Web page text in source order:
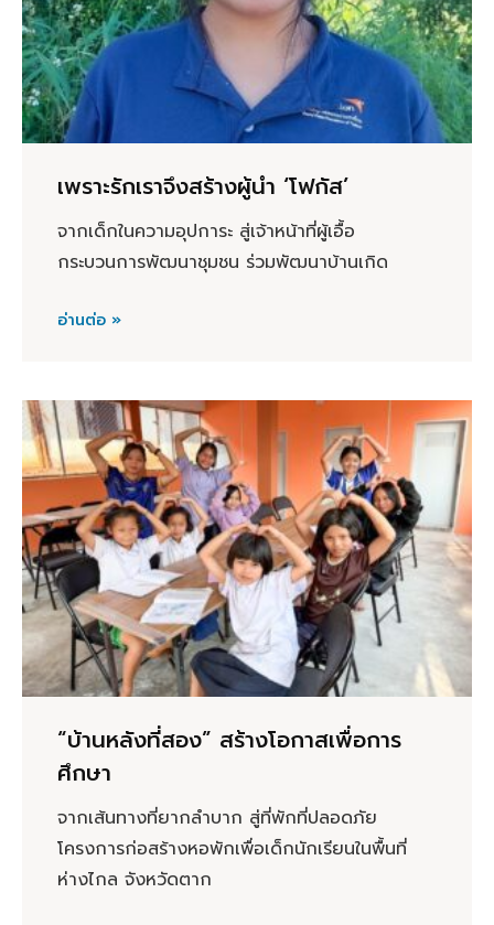
เพราะรักเราจึงสร้างผู้นำ ‘โฟกัส’
จากเด็กในความอุปการะ สู่เจ้าหน้าที่ผู้เอื้อ
กระบวนการพัฒนาชุมชน ร่วมพัฒนาบ้านเกิด
อ่านต่อ »
“บ้านหลังที่สอง” สร้างโอกาสเพื่อการ
ศึกษา
จากเส้นทางที่ยากลำบาก สู่ที่พักที่ปลอดภัย
โครงการก่อสร้างหอพักเพื่อเด็กนักเรียนในพื้นที่
ห่างไกล จังหวัดตาก